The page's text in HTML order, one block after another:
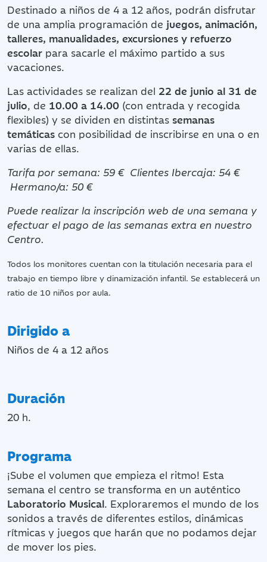
Destinado a niños de 4 a 12 años, podrán disfrutar
de una amplia programación de juegos, animación,
talleres, manualidades, excursiones y refuerzo
escolar para sacarle el máximo partido a sus
vacaciones.
Las actividades se realizan del 22 de junio al 31 de
julio, de 10.00 a 14.00 (con entrada y recogida
flexibles) y se dividen en distintas semanas
temáticas con posibilidad de inscribirse en una o en
varias de ellas.
Tarifa por semana: 59 € Clientes Ibercaja: 54 €
Hermano/a: 50 €
Puede realizar la inscripción web de una semana y
efectuar el pago de las semanas extra en nuestro
Centro.
Todos los monitores cuentan con la titulación necesaria para el
trabajo en tiempo libre y dinamización infantil. Se establecerá un
ratio de 10 niños por aula.
Dirigido a
Niños de 4 a 12 años
Duración
20 h.
Programa
¡Sube el volumen que empieza el ritmo! Esta
semana el centro se transforma en un auténtico
Laboratorio Musical. Exploraremos el mundo de los
sonidos a través de diferentes estilos, dinámicas
rítmicas y juegos que harán que no podamos dejar
de mover los pies.